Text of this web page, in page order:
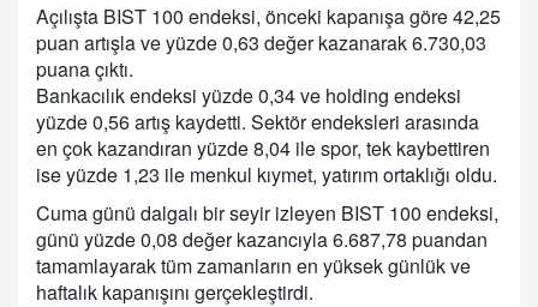
Açılışta BIST 100 endeksi, önceki kapanışa göre 42,25
puan artışla ve yüzde 0,63 değer kazanarak 6.730,03
puana çıktı.
Bankacılık endeksi yüzde 0,34 ve holding endeksi
yüzde 0,56 artış kaydetti. Sektör endeksleri arasında
en çok kazandıran yüzde 8,04 ile spor, tek kaybettiren
ise yüzde 1,23 ile menkul kıymet, yatırım ortaklığı oldu.
Cuma günü dalgalı bir seyir izleyen BIST 100 endeksi,
günü yüzde 0,08 değer kazancıyla 6.687,78 puandan
tamamlayarak tüm zamanların en yüksek günlük ve
haftalık kapanışını gerçekleştirdi.